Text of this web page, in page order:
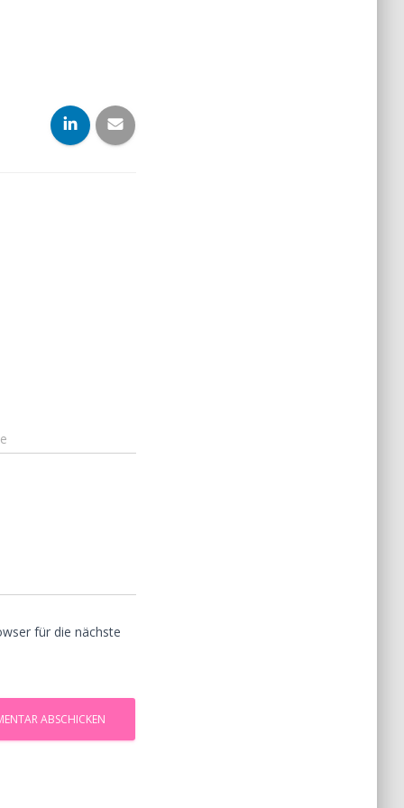
für die nächste